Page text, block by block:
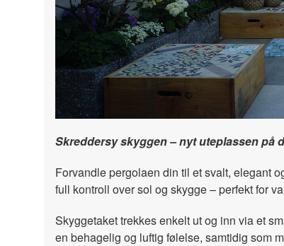
Skreddersy skyggen – nyt uteplassen på
Forvandle pergolaen din til et svalt, elegant
full kontroll over sol og skygge – perfekt for
Skyggetaket trekkes enkelt ut og inn via et
en behagelig og luftig følelse, samtidig som